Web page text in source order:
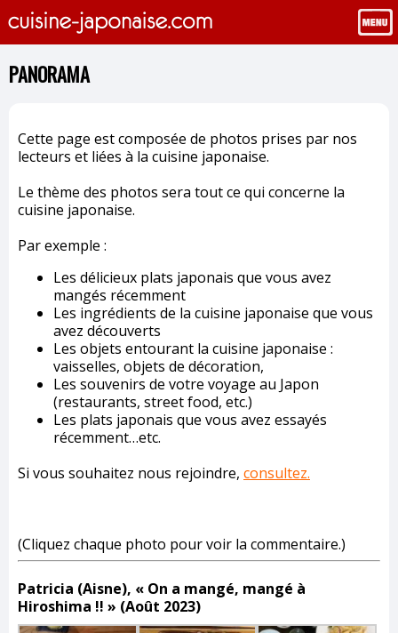
PANORAMA
Cette page est composée de photos prises par nos
lecteurs et liées à la cuisine japonaise.
Le thème des photos sera tout ce qui concerne la
cuisine japonaise.
Par exemple :
Les délicieux plats japonais que vous avez
mangés récemment
Les ingrédients de la cuisine japonaise que vous
avez découverts
Les objets entourant la cuisine japonaise :
vaisselles, objets de décoration,
Les souvenirs de votre voyage au Japon
(restaurants, street food, etc.)
Les plats japonais que vous avez essayés
récemment…etc.
Si vous souhaitez nous rejoindre, consultez.
(Cliquez chaque photo pour voir la commentaire.)
Patricia (Aisne), « On a mangé, mangé à
Hiroshima !! » (Août 2023)